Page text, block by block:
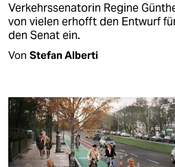
Verkehrssenatorin Regine
von vielen erhofft den Entwurf
den Senat ein.
Von Stefan Alberti